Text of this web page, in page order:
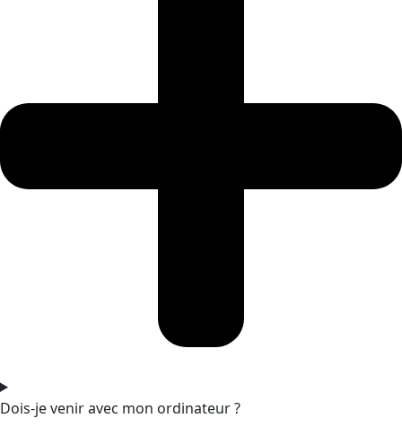
Dois-je venir avec mon ordinateur ?